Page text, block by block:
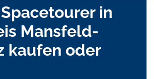
in
Mansfeld-
kaufen oder